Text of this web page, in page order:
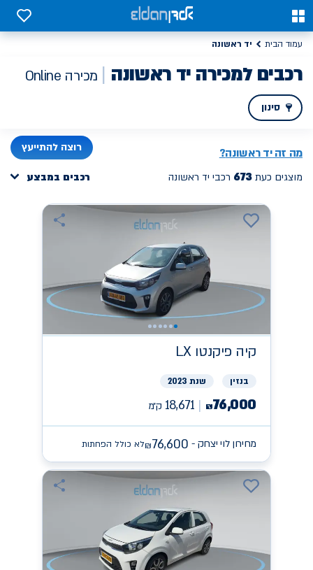
0
0
עמוד הבית יד ראשונה
רכבים למכירה יד ראשונה מכירה Online
סינון
מה זהיד ראשונה? רוצה להתייעץ
מוצגים כעת רכבי יד ראשונה רכבים במבצע
קיה פיקנטו LX
בנזין שנת 2023
₪76,000
18,671 ק״מ
מחירון לוי יצחק - ₪76,600 לא כולל הפחתות